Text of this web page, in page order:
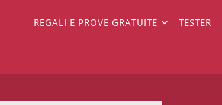
REGALI E PROVE GRATUITE TESTER